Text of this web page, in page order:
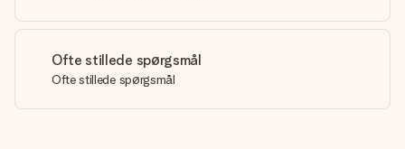
Ofte stillede spørgsmål
Ofte stillede spørgsmål